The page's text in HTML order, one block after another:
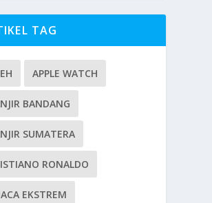
TAG
APPLE WATCH
BANDANG
SUMATERA
RONALDO
EKSTREM